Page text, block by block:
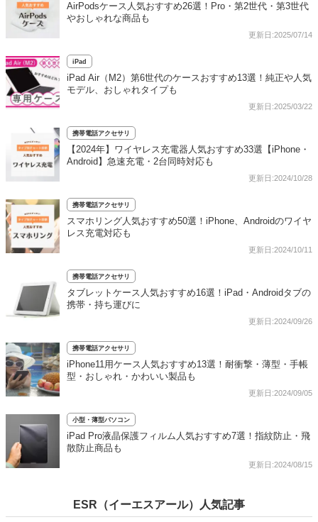
AirPodsケース人気おすすめ26選！Pro・第2世代・第3世代
やおしゃれな商品も
更新日:2025/07/14
iPad
iPad Air（M2）第6世代のケースおすすめ13選！純正や人気
モデル、おしゃれタイプも
更新日:2025/03/22
携帯電話アクセサリ
【2024年】ワイヤレス充電器人気おすすめ33選【iPhone・
Android】急速充電・2台同時対応も
更新日:2024/10/28
携帯電話アクセサリ
スマホリング人気おすすめ50選！iPhone、Androidのワイヤ
レス充電対応も
更新日:2024/10/11
携帯電話アクセサリ
タブレットケース人気おすすめ16選！iPad・Androidタブの
携帯・持ち運びに
更新日:2024/09/26
携帯電話アクセサリ
iPhone11用ケース人気おすすめ13選！耐衝撃・薄型・手帳
型・おしゃれ・かわいい製品も
更新日:2024/09/05
小型・薄型パソコン
iPad Pro液晶保護フィルム人気おすすめ7選！指紋防止・飛
散防止商品も
更新日:2024/08/15
ESR（イーエスアール）人気記事